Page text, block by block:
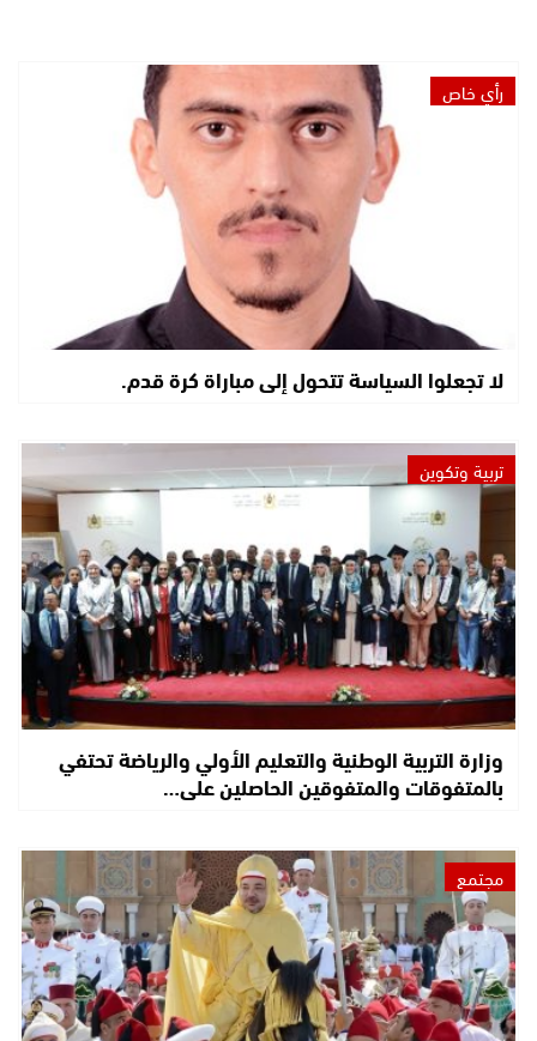
رأي خاص
لا تجعلوا السياسة تتحول إلى مباراة كرة قدم.
تربية وتكوين
وزارة التربية الوطنية والتعليم الأولي والرياضة تحتفي
بالمتفوقات والمتفوقين الحاصلين على…
مجتمع